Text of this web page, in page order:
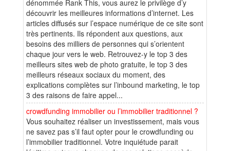
dénommée Rank This, vous aurez le privilège d’y
découvrir les meilleures informations d’internet. Les
articles diffusés sur l’espace numérique de ce site sont
très pertinents. Ils répondent aux questions, aux
besoins des milliers de personnes qui s’orientent
chaque jour vers le web. Retrouvez-y le top 3 des
meilleurs sites web de photo gratuite, le top 3 des
meilleurs réseaux sociaux du moment, des
explications complètes sur l’inbound marketing, le top
3 des raisons de faire appel...
crowdfunding immobilier ou l’immobilier traditionnel ?
Vous souhaitez réaliser un investissement, mais vous
ne savez pas s’il faut opter pour le crowdfunding ou
l’immobilier traditionnel. Votre inquiétude parait